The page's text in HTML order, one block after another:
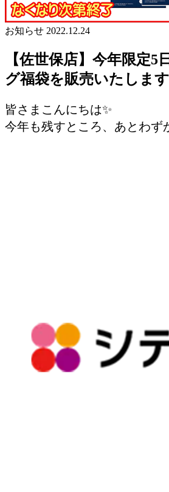
お知らせ 2022.12.24
【佐世保店】今年限定5
グ福袋を販売いたします
皆さまこんにちは✨
今年も残すところ、あとわず